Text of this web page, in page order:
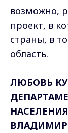
возможно,
проект, в
страны, в
область.
ЛЮБОВЬ